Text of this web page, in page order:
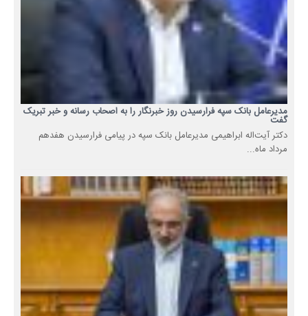
مدیرعامل بانک سپه فرارسیدن روز خبرنگار را به اصحاب رسانه و خبر تبریک
گفت
دکتر آیتاله ابراهیمی مدیرعامل بانک سپه در پیامی فرارسیدن هفدهم
مرداد ماه...